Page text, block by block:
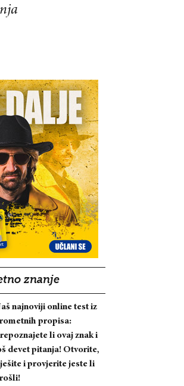
znanje
najnoviji online test iz
propisa:
li ovaj znak i
devet pitanja! Otvorite,
i provjerite jeste li